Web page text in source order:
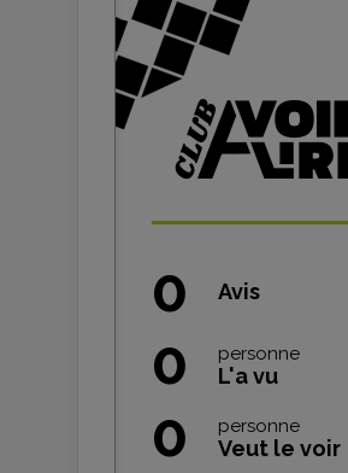
0 Avis
0 personne
L'a vu
0 personne
Veut le voir